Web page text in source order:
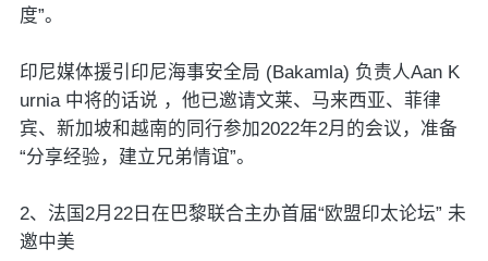
度”。
印尼媒体援引印尼海事安全局 (Bakamla) 负责人Aan K
urnia 中将的话说 ，他已邀请文莱、马来西亚、菲律
宾、新加坡和越南的同行参加2022年2月的会议，准备
“分享经验，建立兄弟情谊”。
2、法国2月22日在巴黎联合主办首届“欧盟印太论坛” 未
邀中美